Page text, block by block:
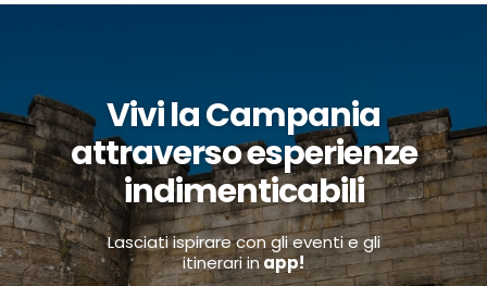
Vivi la Campania
attraverso esperienze
indimenticabili
Lasciati ispirare con gli eventi e gli
itinerari inapp!